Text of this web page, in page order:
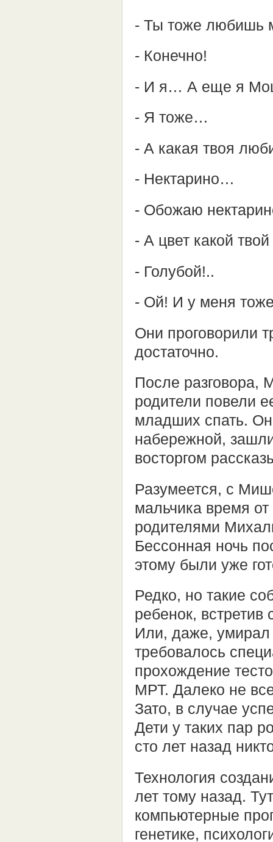
- Ты тоже любишь
- Конечно!
- И я… А еще я
- Я тоже…
- А какая твоя
- Нектарино…
- Обожаю
- А цвет какой
- Голубой!..
- Ой! И у меня
Они проговорили
достаточно.
После разговора,
родители повели
младших спать.
набережной,
восторгом
Разумеется, с
мальчика время
родителями
Бессонная ночь
этому были уже
Редко, но такие
ребенок,
Или, даже, умирал
требовалось
прохождение
МРТ. Далеко не
Зато, в случае
Дети у таких пар
сто лет назад
Технология
лет тому назад.
компьютерные
генетике,